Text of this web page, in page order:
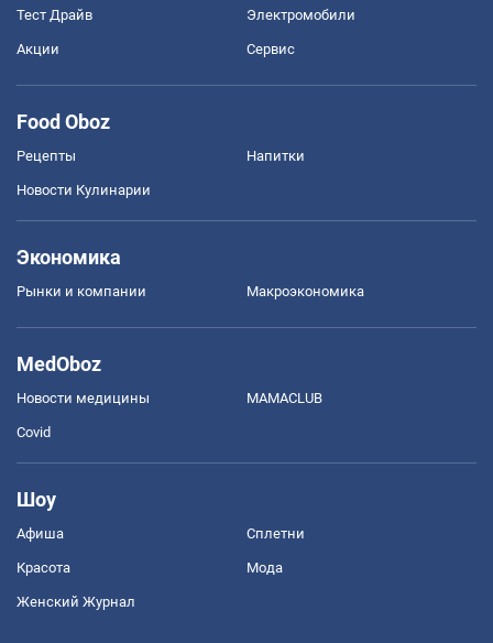
Тест Драйв Электромобили
Акции Сервис
Food Oboz
Рецепты Напитки
Новости Кулинарии
Экономика
Рынки и компании Mакроэкономика
MedOboz
Новости медицины MAMACLUB
Covid
Шоу
Афиша Сплетни
Красота Мода
Женский Журнал